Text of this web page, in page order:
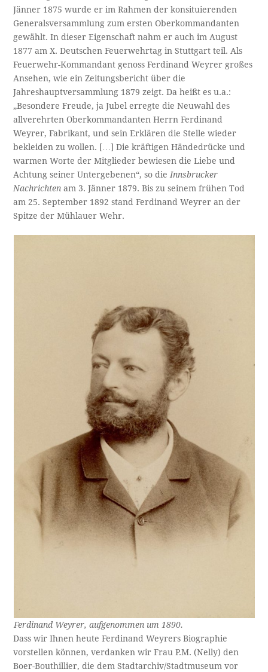
Jänner 1875 wurde er im Rahmen der konsituierenden
Generalsversammlung zum ersten Oberkommandanten
gewählt. In dieser Eigenschaft nahm er auch im August
1877 am X. Deutschen Feuerwehrtag in Stuttgart teil. Als
Feuerwehr-Kommandant genoss Ferdinand Weyrer großes
Ansehen, wie ein Zeitungsbericht über die
Jahreshauptversammlung 1879 zeigt. Da heißt es u.a.:
„Besondere Freude, ja Jubel erregte die Neuwahl des
allverehrten Oberkommandanten Herrn Ferdinand
Weyrer, Fabrikant, und sein Erklären die Stelle wieder
bekleiden zu wollen. […] Die kräftigen Händedrücke und
warmen Worte der Mitglieder bewiesen die Liebe und
Achtung seiner Untergebenen“, so dieInnsbrucker
Nachrichten am 3. Jänner 1879. Bis zu seinem frühen Tod
am 25. September 1892 stand Ferdinand Weyrer an der
Spitze der Mühlauer Wehr.
Ferdinand Weyrer, aufgenommen um 1890.
Dass wir Ihnen heute Ferdinand Weyrers Biographie
vorstellen können, verdanken wir Frau P.M. (Nelly) den
Boer-Bouthillier, die dem Stadtarchiv/Stadtmuseum vor